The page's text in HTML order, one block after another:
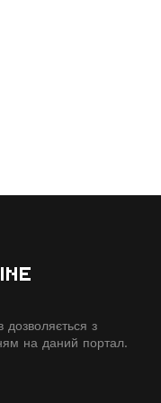
дозволяється з
на даний портал.